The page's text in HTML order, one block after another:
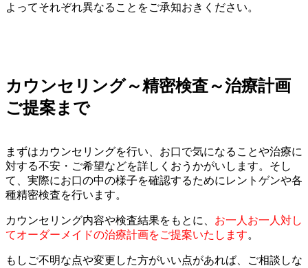
よってそれぞれ異なることをご承知おきください。
カウンセリング～精密検査～治療計画
ご提案まで
まずはカウンセリングを行い、お口で気になることや治療に
対する不安・ご希望などを詳しくおうかがいします。そし
て、実際にお口の中の様子を確認するためにレントゲンや各
種精密検査を行います。
カウンセリング内容や検査結果をもとに、 お一人お一人対し
てオーダーメイドの治療計画をご提案いたします。
もしご不明な点や変更した方がいい点があれば、ご相談しな